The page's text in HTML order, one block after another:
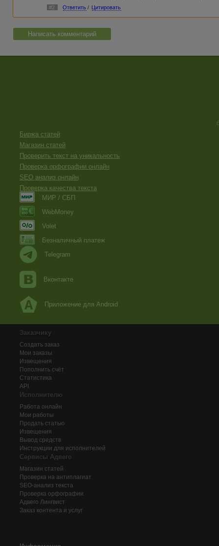
#2 Ответить / Цитировать
Написать комментарий
Биржа статей
Магазин статей
Проверить текст на уникальность
Проверка орфографии онлайн
SEO анализ онлайн
Проверка качества текста
МИР / СБП
WebMoney
Volet
Безналичный платеж
Telegram
Вконтакте
Приложение для Android
Заказчику
Создать заказ
Мои заказы
Извещения
Пополнить счёт
Статистика
API
Исполнителю
Работа онлайн
Мои работы
Продать статью
Извещения
Вывод средств
Инструкции для исполнителей
Сервисы Адвего
Магазин статей
Проверка на антиплагиат
SEO-анализ текста
Проверка орфографии
Адвего Лингвист
Заказ контента и услуг